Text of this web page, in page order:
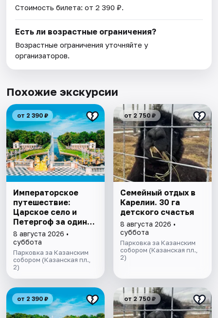
Стоимость билета: от 2 390 ₽.
Есть ли возрастные ограничения?
Возрастные ограничения уточняйте у
организаторов.
Похожие экскурсии
от 2 390 ₽
Императорское
путешествие:
Царское село и
Петергоф за один
день
8 августа 2026 •
суббота
Парковка за Казанским
собором (Казанская пл.,
2)
от 2 750 ₽
Семейный отдых в
Карелии. 30 га
детского счастья
8 августа 2026 •
суббота
Парковка за Казанским
собором (Казанская пл.,
2)
от 2 390 ₽ от 2 750 ₽